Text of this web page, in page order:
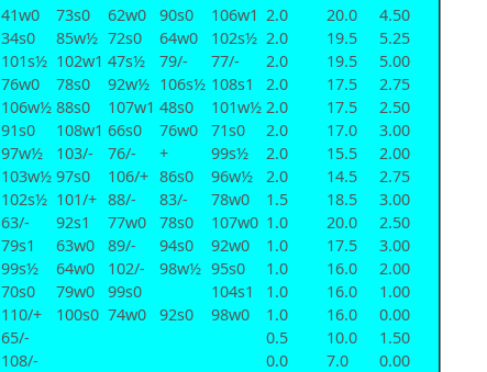
41w0 73s0 62w0 90s0 106w1 2.0 20.0
4.50
34s0 85w½ 72s0 64w0 102s½ 2.0 19.5
5.25
101s½ 102w1 47s½ 79/- 77/- 2.0 19.5
5.00
76w0 78s0 92w½ 106s½ 108s1 2.0 17.5
2.75
106w½ 88s0 107w1 48s0 101w½ 2.0 17.5
2.50
91s0 108w1 66s0 76w0 71s0 2.0 17.0
3.00
97w½ 103/- 76/- + 99s½ 2.0 15.5
2.00
103w½ 97s0 106/+ 86s0 96w½ 2.0 14.5
2.75
102s½ 101/+ 88/- 83/- 78w0 1.5 18.5
3.00
63/- 92s1 77w0 78s0 107w0 1.0 20.0
2.50
79s1 63w0 89/- 94s0 92w0 1.0 17.5
3.00
99s½ 64w0 102/- 98w½ 95s0 1.0 16.0
2.00
70s0 79w0 99s0 104s1 1.0 16.0
1.00
110/+ 100s0 74w0 92s0 98w0 1.0 16.0
0.00
65/- 0.5 10.0
1.50
108/- 0.0 7.0 0.00